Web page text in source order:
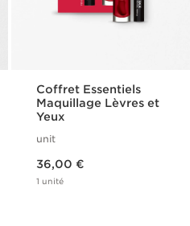
Coffret Essentiels
Maquillage Lèvres et
Yeux
unit
36,00 €
1 unité